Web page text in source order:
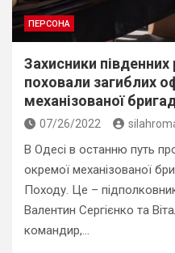
ПЕРСОНА
Захисники південних
поховали загиблих
механізованої
07/26/2022
В Одесі в останню путь
окремої механізованої
Походу. Це –
Валентин Сергієнко та
командир,…